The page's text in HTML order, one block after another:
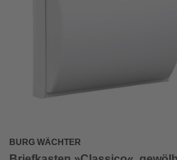
BURG WÄCHTER